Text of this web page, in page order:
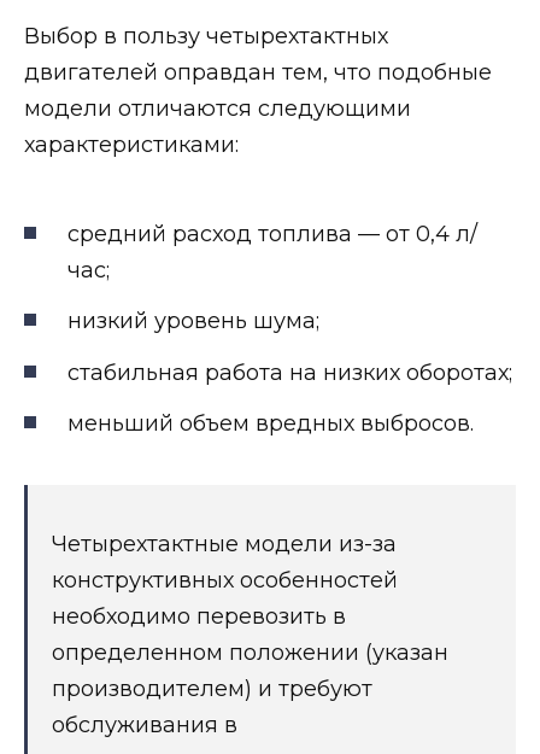
Выбор в пользу четырехтактных
двигателей оправдан тем, что подобные
модели отличаются следующими
характеристиками:
средний расход топлива — от 0,4 л/
час;
низкий уровень шума;
стабильная работа на низких оборотах;
меньший объем вредных выбросов.
Четырехтактные модели из-за
конструктивных особенностей
необходимо перевозить в
определенном положении (указан
производителем) и требуют
обслуживания в